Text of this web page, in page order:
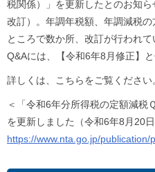
税関係）」を更新したとのお知
改訂）。年調年税額、年調減税
ところで数か所、改訂が行われ
Q&Aには、【令和6年8月修正】と
詳しくは、こちらをご覧ください
＜「令和6年分所得税の定額減税
を更新しました（令和6年8月20
https://www.nta.go.jp/